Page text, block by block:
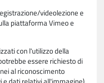
videolezione e
piattaforma Vimeo e
con l'utilizzo della
essere richiesto di
al riconoscimento